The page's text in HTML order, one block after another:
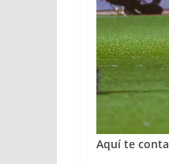
Aquí te